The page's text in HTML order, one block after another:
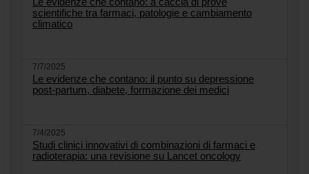
scientifiche tra farmaci, patologie e cambiamento
climatico
7/7/2025
Le evidenze che contano: il punto su depressione
post-partum, diabete, formazione dei medici
7/4/2025
Studi clinici innovativi di combinazioni di farmaci e
radioterapia: una revisione su Lancet oncology